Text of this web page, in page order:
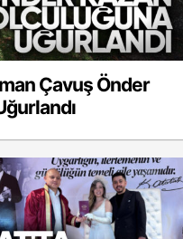
Çavuş Önder